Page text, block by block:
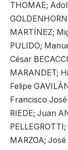
THOMAE;
MARTÍNEZ;
PULIDO;
César
MARANDET;
Felipe
Francisco
RIEDE; Juan
MARZOA;